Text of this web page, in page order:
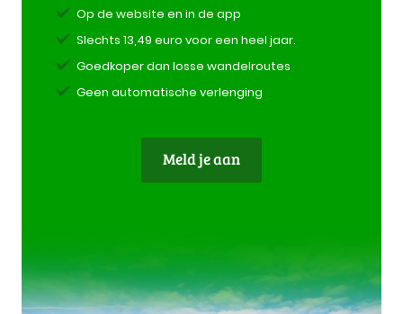
Op de website en in de app
Slechts 13,49 euro voor een heel jaar.
Goedkoper dan losse wandelroutes
Geen automatische verlenging
Meld je aan